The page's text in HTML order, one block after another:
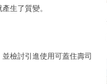
生了質變。
檢討引進使用可蓋住壽司